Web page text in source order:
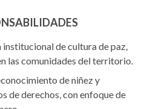
de cultura de paz,
las comunidades del territorio.
de niñez y
de derechos, con enfoque de